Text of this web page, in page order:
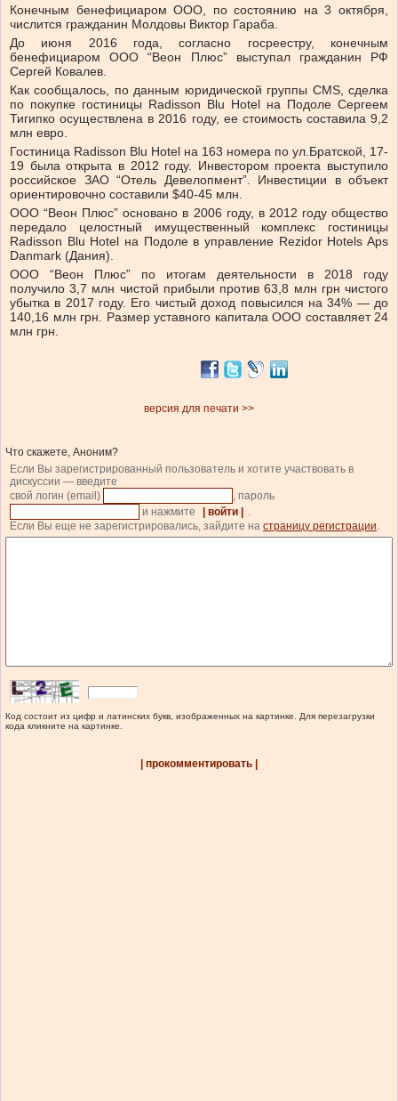
Конечным бенефициаром ООО, по состоянию на 3 октября,
числится гражданин Молдовы Виктор Гараба.
До июня 2016 года, согласно госреестру, конечным
бенефициаром ООО “Веон Плюс” выступал гражданин РФ
Сергей Ковалев.
Как сообщалось, по данным юридической группы CMS, сделка
по покупке гостиницы Radisson Blu Hotel на Подоле Сергеем
Тигипко осуществлена в 2016 году, ее стоимость составила 9,2
млн евро.
Гостиница Radisson Blu Hotel на 163 номера по ул.Братской, 17-
19 была открыта в 2012 году. Инвестором проекта выступило
российское ЗАО “Отель Девелопмент”. Инвестиции в объект
ориентировочно составили $40-45 млн.
ООО “Веон Плюс” основано в 2006 году, в 2012 году общество
передало целостный имущественный комплекс гостиницы
Radisson Blu Hotel на Подоле в управление Rezidor Hotels Aps
Danmark (Дания).
ООО “Веон Плюс” по итогам деятельности в 2018 году
получило 3,7 млн чистой прибыли против 63,8 млн грн чистого
убытка в 2017 году. Его чистый доход повысился на 34% — до
140,16 млн грн. Размер уставного капитала ООО составляет 24
млн грн.
версия для печати >>
Что скажете, Аноним?
Если Вы зарегистрированный пользователь и хотите участвовать в
дискуссии — введите
свой логин (email)
, пароль
и нажмите
| войти |
.
Если Вы еще не зарегистрировались, зайдите на страницу регистрации.
Код состоит из цифр и латинских букв, изображенных на картинке. Для перезагрузки
кода кликните на картинке.
| прокомментировать |